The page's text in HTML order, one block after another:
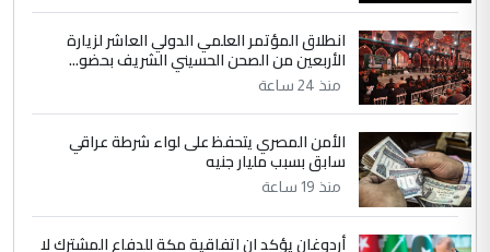
انطلاق المؤتمر العلمي الدولي العاشر لزيارة
الأربعين من الصحن الحسيني الشريف بحضو...
منذ 24 ساعة
الأمن المصري يتحفظ على لواء شرطة عراقي
سابق بسبب مليار جنيه
منذ 19 ساعة
أردوغان يؤكد ان اتفاقية مكة للدفاع المشترك لا